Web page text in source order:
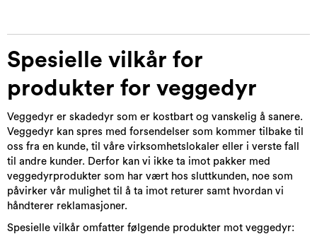
Spesielle vilkår for
produkter for veggedyr
Veggedyr er skadedyr som er kostbart og vanskelig å sanere.
Veggedyr kan spres med forsendelser som kommer tilbake til
oss fra en kunde, til våre virksomhetslokaler eller i verste fall
til andre kunder. Derfor kan vi ikke ta imot pakker med
veggedyrprodukter som har vært hos sluttkunden, noe som
påvirker vår mulighet til å ta imot returer samt hvordan vi
håndterer reklamasjoner.
Spesielle vilkår omfatter følgende produkter mot veggedyr: